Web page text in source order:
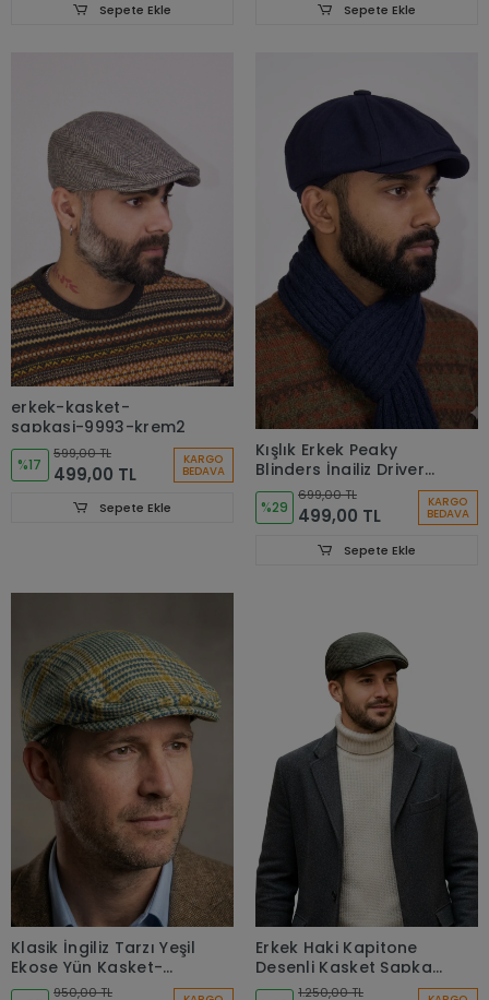
Sepete Ekle Sepete Ekle
erkek-kasket-
sapkasi-9993-krem2
%17
599,00 TL
499,00 TL
KARGO
BEDAVA
Sepete Ekle
Kışlık Erkek Peaky
Blinders İngiliz Driver
Kasket koyu Lacivert
7404
%29
699,00 TL
499,00 TL
KARGO
BEDAVA
Sepete Ekle
Klasik İngiliz Tarzı Yeşil
Ekose Yün Kasket-
9993 950,00 TL
Erkek Haki Kapitone
Desenli Kasket Şapka
- Kışlık Flat Cap8176
1.250,00 TL